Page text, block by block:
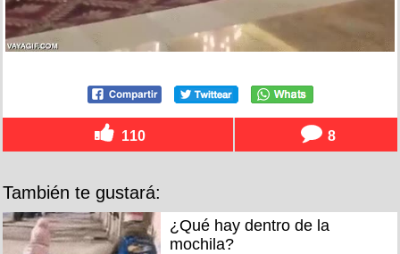
110 8
También te gustará:
¿Qué hay dentro de la
mochila?